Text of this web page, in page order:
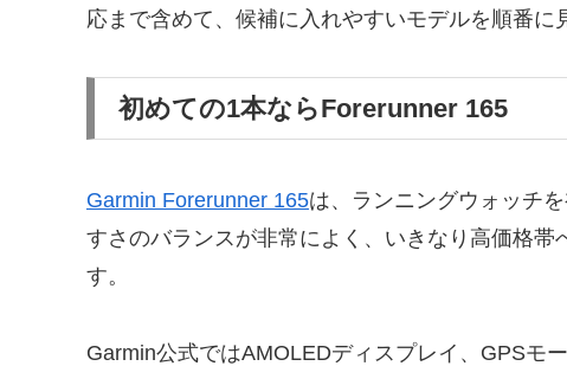
応まで含めて、候補に入れやすいモデルを順番に
初めての1本ならForerunner 165
Garmin Forerunner 165は、ランニングウォッチ
すさのバランスが非常によく、いきなり高価格
す。
Garmin公式ではAMOLEDディスプレイ、GPSモ